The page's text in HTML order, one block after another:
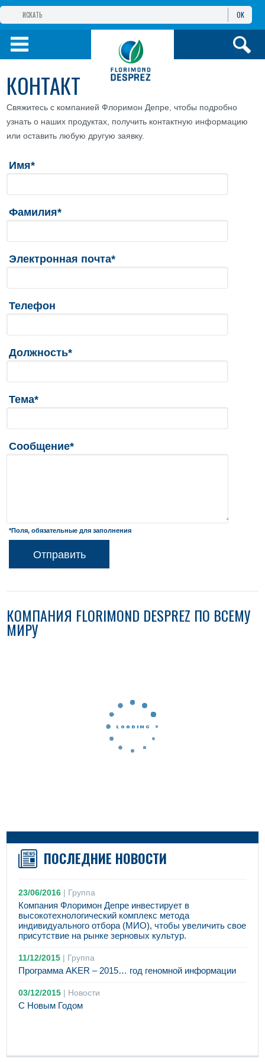
ГРУППА КОМПАНИЙ ФЛОРИМОН
ДЕПРЕ
ФЛОРИМОНДЕПРЕ ЕВРАЗИЯ
ПРОДУКТЫ
ИНФОРМАЦИЯ ИУСЛУГИ
OK
КОНТАКТ
Свяжитесь с компанией Флоримон Депре, чтобы подробно
узнать о наших продуктах, получить контактную информацию
или оставить любую другую заявку.
Имя*
Фамилия*
Электронная почта*
Телефон
Должность*
Тема*
Сообщение*
*Поля, обязательные для заполнения
Отправить
КОМПАНИЯ FLORIMOND DESPREZ ПО ВСЕМУ
МИРУ
ПОСЛЕДНИЕ НОВОСТИ
23/06/2016 | Группа
Компания Флоримон Депре инвестирует в
высокотехнологический комплекс метода
индивидуального отбора (МИО), чтобы увеличить свое
присутствие на рынке зерновых культур.
11/12/2015 | Группа
Программа AKER – 2015… год геномной информации
03/12/2015 | Новости
С Новым Годом